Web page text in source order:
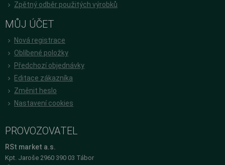
Zpětný odběr použitých výrobků
MŮJ ÚČET
Nová registrace
Oblíbené položky
Předchozí objednávky
Editace zákazníka
Změnit heslo
Nastavení cookies
PROVOZOVATEL
RSt market a.s.
Kpt. Jaroše 2960 390 03 Tábor